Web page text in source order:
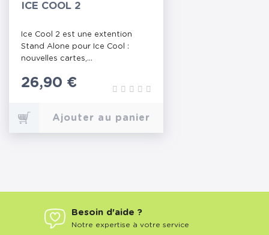
ICE COOL 2
Ice Cool 2 est une extention
Stand Alone pour Ice Cool :
nouvelles cartes,...
Prix
26,90 €
Ajouter au panier
Besoin d'aide ?
Notre expertise à votre service